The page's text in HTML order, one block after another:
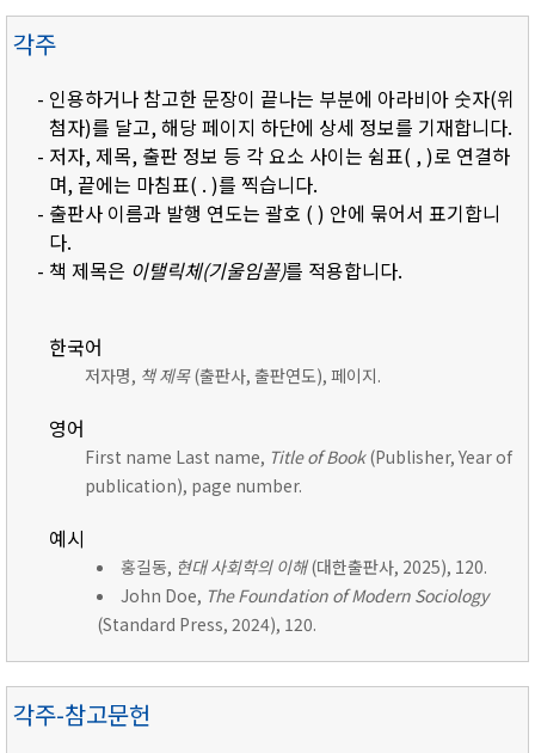
각주
- 인용하거나 참고한 문장이 끝나는 부분에 아라비아 숫자(위
첨자)를 달고, 해당 페이지 하단에 상세 정보를 기재합니다.
- 저자, 제목, 출판 정보 등 각 요소 사이는 쉼표( , )로 연결하
며, 끝에는 마침표( . )를 찍습니다.
- 출판사 이름과 발행 연도는 괄호 ( ) 안에 묶어서 표기합니
다.
- 책 제목은 이탤릭체(기울임꼴)를 적용합니다.
한국어
저자명, 책 제목(출판사, 출판연도), 페이지.
영어
First name Last name, Title of Book(Publisher, Year of
publication), page number.
예시
홍길동, 현대 사회학의 이해(대한출판사, 2025), 120.
John Doe, The Foundation of Modern Sociology
(Standard Press, 2024), 120.
각주-참고문헌